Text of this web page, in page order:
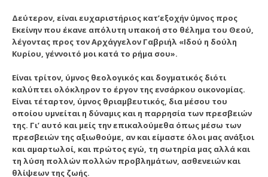
Δεύτερον, είναι ευχαριστήριος κατ’εξοχήν ύμνος προς
Εκείνην που έκανε απόλυτη υπακοή στο θέλημα του Θεού,
λέγοντας προς τον Αρχάγγελον Γαβριήλ «Ιδού η δούλη
Κυρίου, γέννοιτό μοι κατά το ρήμα σου».
Είναι τρίτον, ύμνος θεολογικός και δογματικός διότι
καλύπτει ολόκληρον το έργον της ενσάρκου οικονομίας.
Είναι τέταρτον, ύμνος θριαμβευτικός, δια μέσου του
οποίου υμνείται η δύναμις και η παρρησία των πρεσβειών
της. Γι’ αυτό και μείς την επικαλούμεθα όπως μέσω των
πρεσβειών της αξιωθούμε, αν και είμαστε όλοι μας ανάξιοι
και αμαρτωλοί, και πρώτος εγώ, τη σωτηρία μας αλλά και
τη λύση πολλών πολλών προβλημάτων, ασθενειών και
θλίψεων της ζωής.